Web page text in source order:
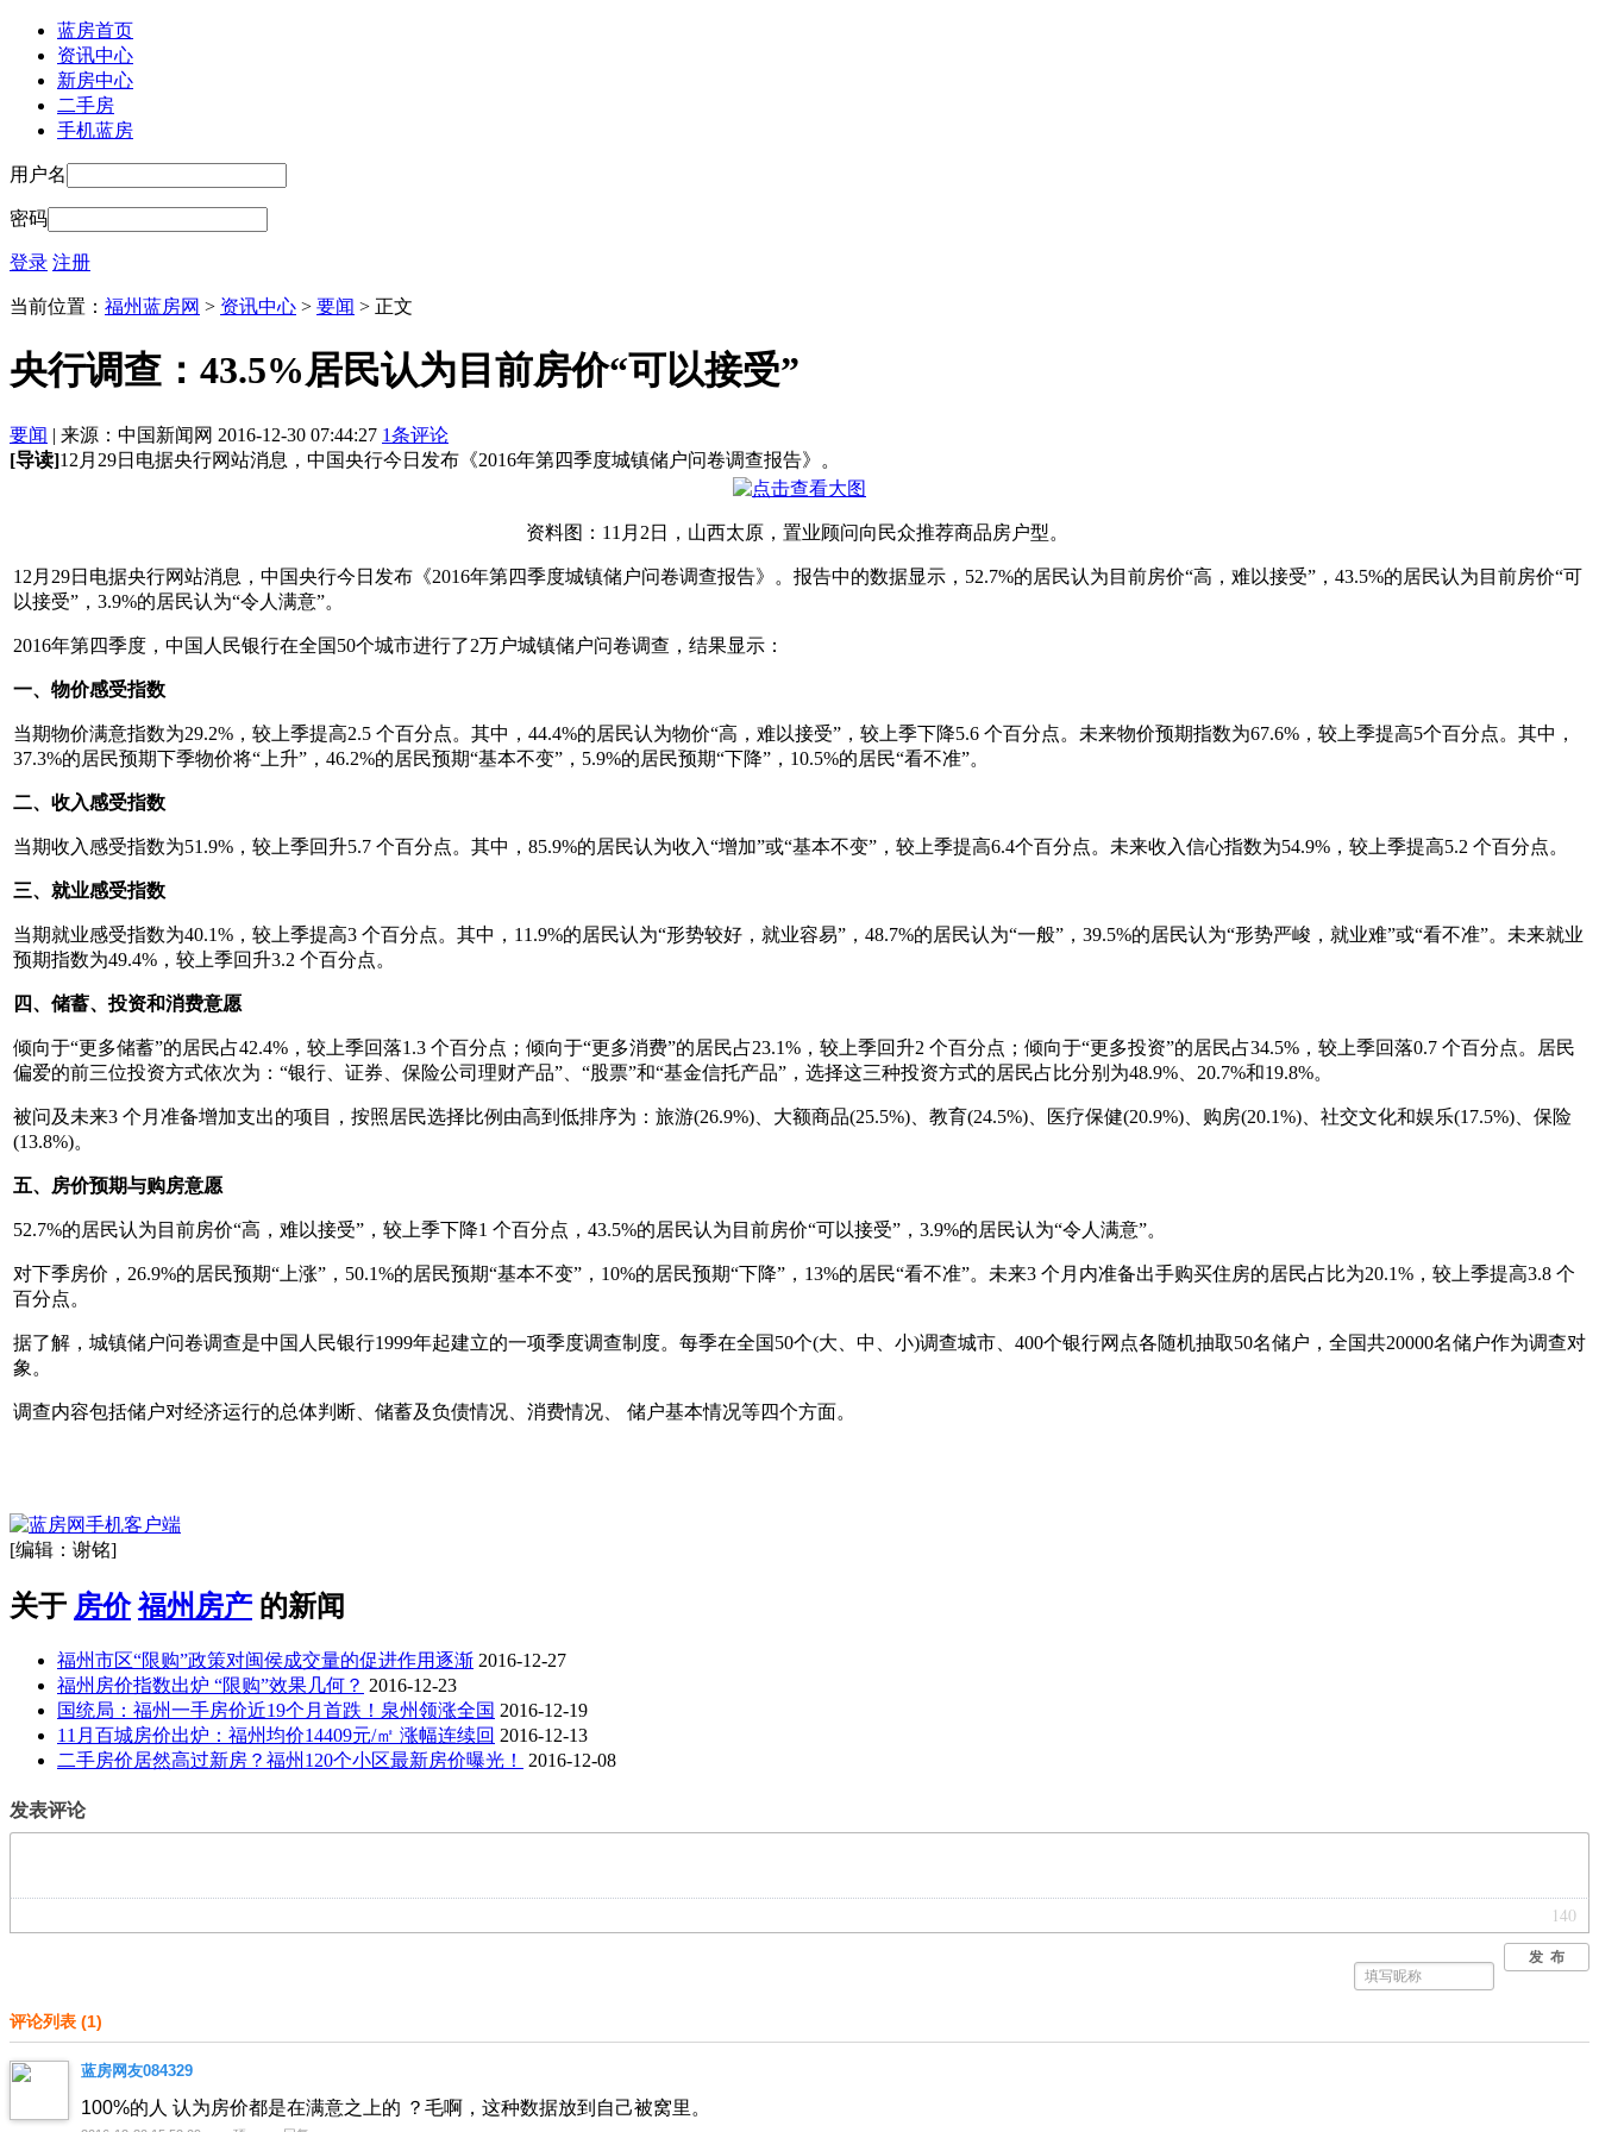
蓝房首页
资讯中心
新房中心
二手房
手机蓝房
用户名
密码
登录 注册
当前位置： 福州蓝房网 > 资讯中心 > 要闻 > 正文
央行调查：43.5%居民认为目前房价“可以接受”
要闻 | 来源：中国新闻网 2016-12-30 07:44:27 1条评论
[导读]12月29日电据央行网站消息，中国央行今日发布《2016年第四季度城镇储户问卷调查报告》。
资料图：11月2日，山西太原，置业顾问向民众推荐商品房户型。
12月29日电据央行网站消息，中国央行今日发布《2016年第四季度城镇储户问卷调查报告》。报告中的数据显示，52.7%的居民认为目前房价“高，难以接受”，43.5%的居民认为目前房价“可
以接受”，3.9%的居民认为“令人满意”。
2016年第四季度，中国人民银行在全国50个城市进行了2万户城镇储户问卷调查，结果显示：
一、物价感受指数
当期物价满意指数为29.2%，较上季提高2.5 个百分点。其中，44.4%的居民认为物价“高，难以接受”，较上季下降5.6 个百分点。未来物价预期指数为67.6%，较上季提高5个百分点。其中，
37.3%的居民预期下季物价将“上升”，46.2%的居民预期“基本不变”，5.9%的居民预期“下降”，10.5%的居民“看不准”。
二、收入感受指数
当期收入感受指数为51.9%，较上季回升5.7 个百分点。其中，85.9%的居民认为收入“增加”或“基本不变”，较上季提高6.4个百分点。未来收入信心指数为54.9%，较上季提高5.2 个百分点。
三、就业感受指数
当期就业感受指数为40.1%，较上季提高3 个百分点。其中，11.9%的居民认为“形势较好，就业容易”，48.7%的居民认为“一般”，39.5%的居民认为“形势严峻，就业难”或“看不准”。未来就业
预期指数为49.4%，较上季回升3.2 个百分点。
四、储蓄、投资和消费意愿
倾向于“更多储蓄”的居民占42.4%，较上季回落1.3 个百分点；倾向于“更多消费”的居民占23.1%，较上季回升2 个百分点；倾向于“更多投资”的居民占34.5%，较上季回落0.7 个百分点。居民
偏爱的前三位投资方式依次为：“银行、证券、保险公司理财产品”、“股票”和“基金信托产品”，选择这三种投资方式的居民占比分别为48.9%、20.7%和19.8%。
被问及未来3 个月准备增加支出的项目，按照居民选择比例由高到低排序为：旅游(26.9%)、大额商品(25.5%)、教育(24.5%)、医疗保健(20.9%)、购房(20.1%)、社交文化和娱乐(17.5%)、保险
(13.8%)。
五、房价预期与购房意愿
52.7%的居民认为目前房价“高，难以接受”，较上季下降1 个百分点，43.5%的居民认为目前房价“可以接受”，3.9%的居民认为“令人满意”。
对下季房价，26.9%的居民预期“上涨”，50.1%的居民预期“基本不变”，10%的居民预期“下降”，13%的居民“看不准”。未来3 个月内准备出手购买住房的居民占比为20.1%，较上季提高3.8 个
百分点。
据了解，城镇储户问卷调查是中国人民银行1999年起建立的一项季度调查制度。每季在全国50个(大、中、小)调查城市、400个银行网点各随机抽取50名储户，全国共20000名储户作为调查对
象。
调查内容包括储户对经济运行的总体判断、储蓄及负债情况、消费情况、 储户基本情况等四个方面。
[编辑：谢铭]
关于 房价 福州房产 的新闻
福州市区“限购”政策对闽侯成交量的促进作用逐渐 2016-12-27
福州房价指数出炉 “限购”效果几何？ 2016-12-23
国统局：福州一手房价近19个月首跌！泉州领涨全国 2016-12-19
11月百城房价出炉：福州均价14409元/㎡ 涨幅连续回 2016-12-13
二手房价居然高过新房？福州120个小区最新房价曝光！
2016-12-08
发表评论
140
发 布
评论列表 (1)
蓝房网友084329
100%的人 认为房价都是在满意之上的 ？毛啊，这种数据放到自己被窝里。